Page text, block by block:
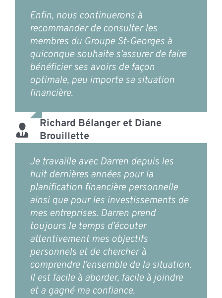
Enfin, nous continuerons à
recommander de consulter les
membres du Groupe St-Georges à
quiconque souhaite s’assurer de faire
bénéficier ses avoirs de façon
optimale, peu importe sa situation
financière.
Richard Bélanger et Diane
Brouillette
Je travaille avec Darren depuis les
huit dernières années pour la
planification financière personnelle
ainsi que pour les investissements de
mes entreprises. Darren prend
toujours le temps d’écouter
attentivement mes objectifs
personnels et de chercher à
comprendre l’ensemble de la situation.
Il est facile à aborder, facile à joindre
et a gagné ma confiance.